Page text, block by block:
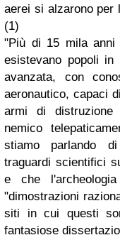
aerei si alzarono
(1)
"Più di 15 mila
esistevano popoli
avanzata, con
aeronautico, capaci
armi di
nemico
stiamo parlando
traguardi scientifici
e che
"dimostrazioni
siti in cui questi
fantasiose